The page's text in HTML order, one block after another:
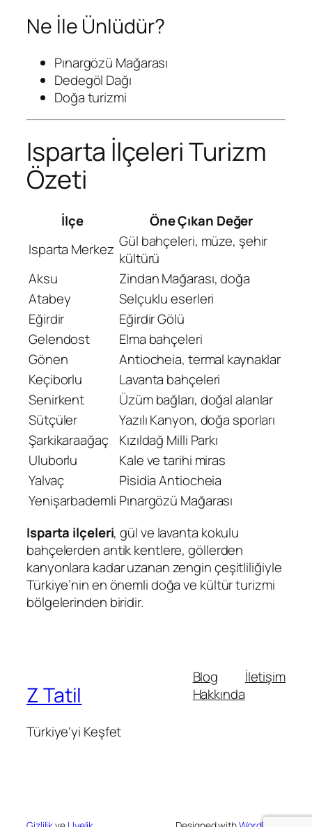
Ne İle Ünlüdür?
Pınargözü Mağarası
Dedegöl Dağı
Doğa turizmi
Isparta İlçeleri Turizm
Özeti
İlçe
Öne Çıkan Değer
Isparta Merkez Gül bahçeleri, müze, şehir
kültürü
Aksu
Zindan Mağarası, doğa
Atabey
Selçuklu eserleri
Eğirdir
Eğirdir Gölü
Gelendost
Elma bahçeleri
Gönen
Antiocheia, termal kaynaklar
Keçiborlu
Lavanta bahçeleri
Senirkent
Üzüm bağları, doğal alanlar
Sütçüler
Yazılı Kanyon, doğa sporları
Şarkikaraağaç
Kızıldağ Milli Parkı
Uluborlu
Kale ve tarihi miras
Yalvaç
Pisidia Antiocheia
Yenişarbademli Pınargözü Mağarası
Isparta ilçeleri, gül ve lavanta kokulu
bahçelerden antik kentlere, göllerden
kanyonlara kadar uzanan zengin çeşitliliğiyle
Türkiye’nin en önemli doğa ve kültür turizmi
bölgelerinden biridir.
Z Tatil
Türkiye'yi Keşfet
Blog
Hakkında
İletişim